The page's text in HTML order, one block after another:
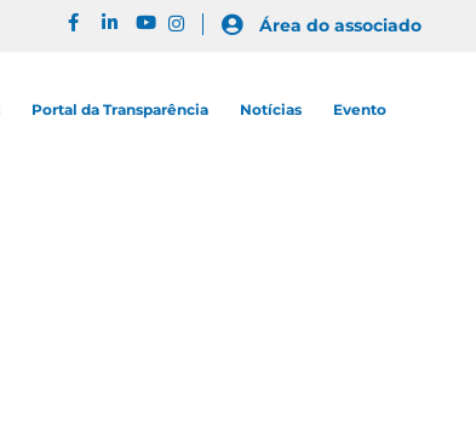
Área do associado
Portal da Transparência Notícias Evento